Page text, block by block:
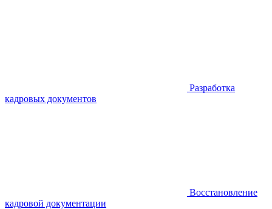
Разработка
кадровых документов
Восстановление
кадровой документации